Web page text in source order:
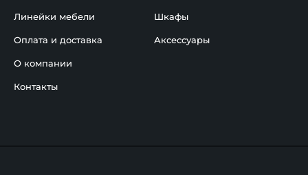
Линейки мебели
Оплата и доставка
О компании
Контакты
Шкафы
Аксессуары